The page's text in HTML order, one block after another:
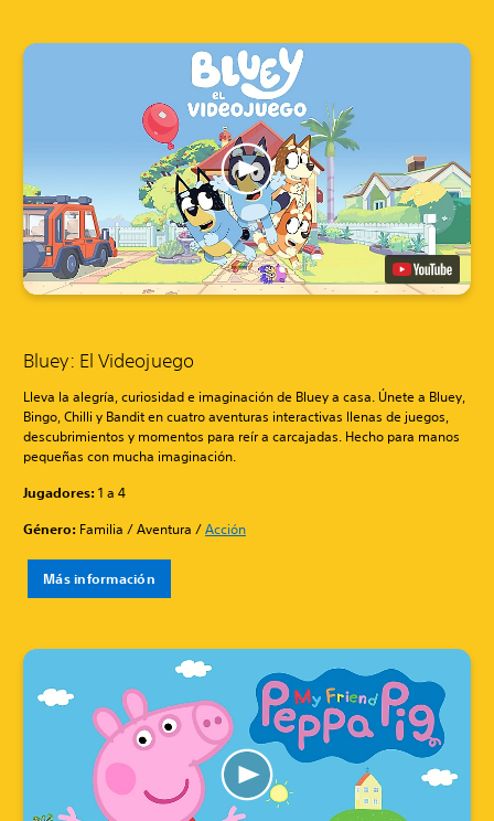
Bluey: El Videojuego
Lleva la alegría, curiosidad e imaginación de Bluey a casa. Únete a Bluey,
Bingo, Chilli y Bandit en cuatro aventuras interactivas llenas de juegos,
descubrimientos y momentos para reír a carcajadas. Hecho para manos
pequeñas con mucha imaginación.
Jugadores:1 a 4
Género: Familia / Aventura /Acción
Más información